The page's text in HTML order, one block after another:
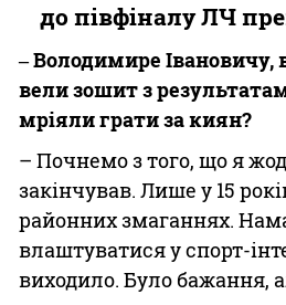
до півфіналу ЛЧ
‒ Володимире Івановичу,
вели зошит з
мріяли грати за киян?
– Почнемо з того, що я
закінчував. Лише у 15
районних змаганнях.
влаштуватися у спорт-
виходило. Було бажання,